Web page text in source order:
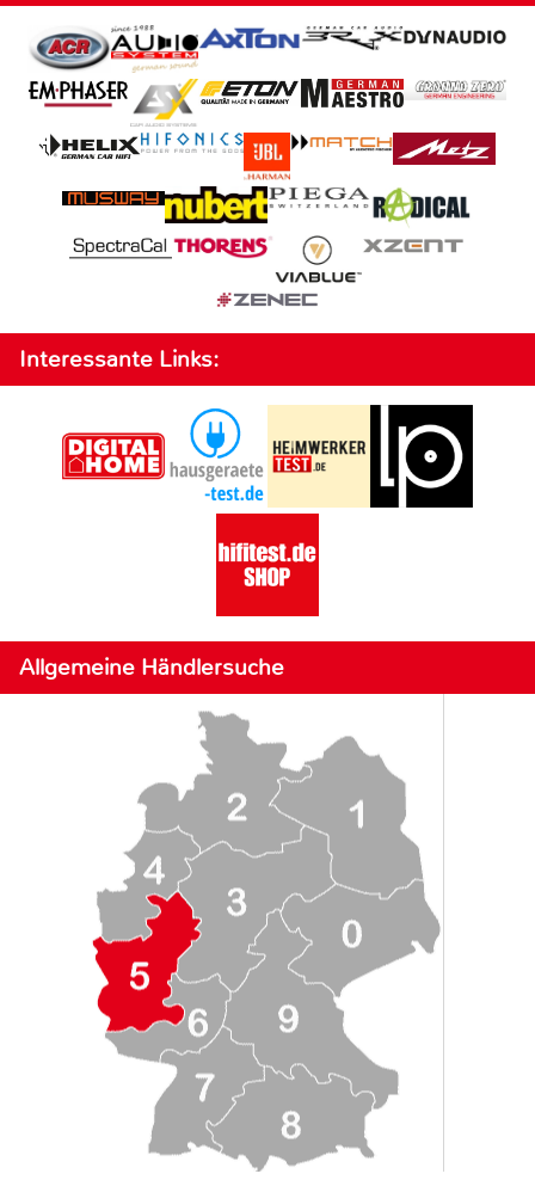
Interessante Links:
Allgemeine Händlersuche